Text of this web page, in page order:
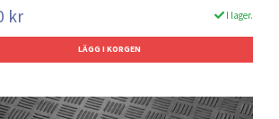
kr I lager.